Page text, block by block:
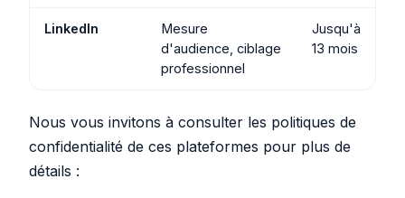
LinkedIn
Mesure
d'audience, ciblage
professionnel
Jusqu'à
13 mois
Nous vous invitons à consulter les politiques de
confidentialité de ces plateformes pour plus de
détails :